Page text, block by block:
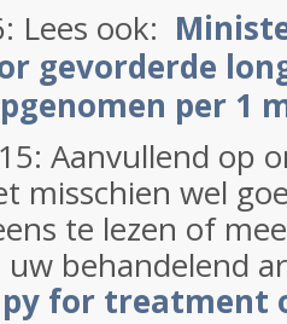
Lees ook:
gevorderde
per 1
Aanvullend op
misschien wel
te lezen of
behandelend
for treatment